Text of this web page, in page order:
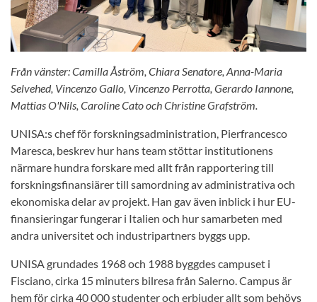
Från vänster: Camilla Åström, Chiara Senatore, Anna-Maria
Selvehed, Vincenzo Gallo, Vincenzo Perrotta, Gerardo Iannone,
Mattias O'Nils, Caroline Cato och Christine Grafström.
UNISA:s chef för forskningsadministration, Pierfrancesco
Maresca, beskrev hur hans team stöttar institutionens
närmare hundra forskare med allt från rapportering till
forskningsfinansiärer till samordning av administrativa och
ekonomiska delar av projekt. Han gav även inblick i hur EU-
finansieringar fungerar i Italien och hur samarbeten med
andra universitet och industripartners byggs upp.
UNISA grundades 1968 och 1988 byggdes campuset i
Fisciano, cirka 15 minuters bilresa från Salerno. Campus är
hem för cirka 40 000 studenter och erbjuder allt som behövs